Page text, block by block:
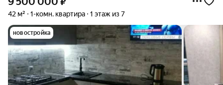
42 м² 1-комн. квартира 1 этаж из 7
новостройка